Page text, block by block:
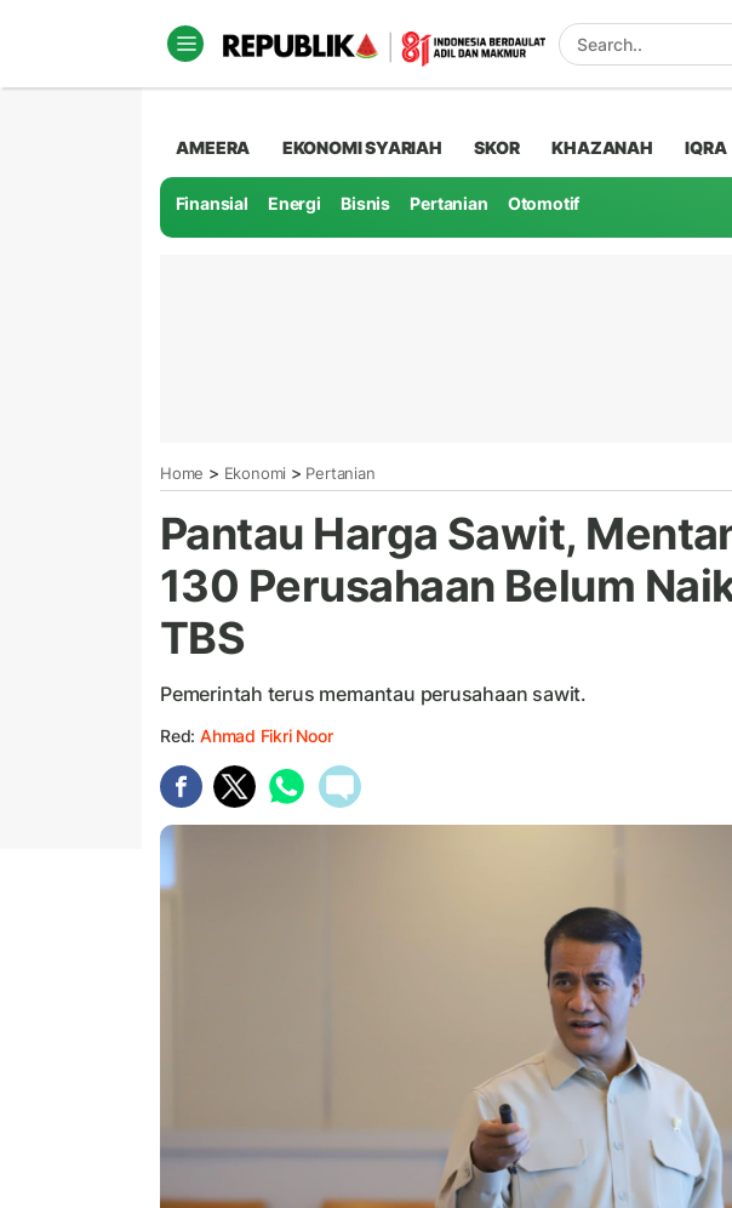
AMEERA EKONOMI SYARIAH SKOR KHAZANAH IQRA
Finansial Energi Bisnis Pertanian Otomotif
Home > Ekonomi > Pertanian
Pantau Harga Sawit,
130 Perusahaan Belum
TBS
Pemerintah terus memantau perusahaan sawit.
Red: Ahmad Fikri Noor